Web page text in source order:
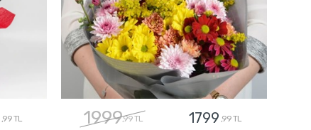
,99 TL 1999,99 TL 1799 ,99 TL